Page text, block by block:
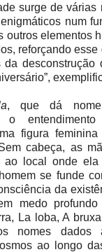
surge de várias
num
outros elementos
reforçando esse
da desconstrução
, que dá
o
figura feminina
cabeça, as
ao local onde
se funde
da
medo
La loba, A
nomes dados
ao longo